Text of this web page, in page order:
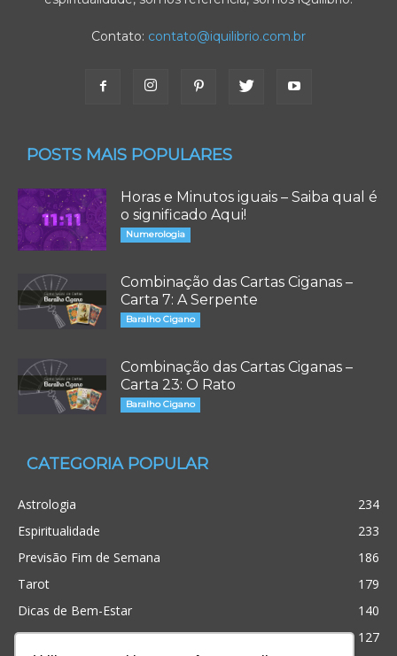
Contato: contato@iquilibrio.com.br
POSTS MAIS POPULARES
Horas e Minutos iguais – Saiba qual é
o significado Aqui!
Numerologia
Combinação das Cartas Ciganas –
Carta 7: A Serpente
Baralho Cigano
Combinação das Cartas Ciganas –
Carta 23: O Rato
Baralho Cigano
CATEGORIA POPULAR
Astrologia
234
Espiritualidade
233
Previsão Fim de Semana
186
Tarot
179
Dicas de Bem-Estar
140
Cristianismo
127